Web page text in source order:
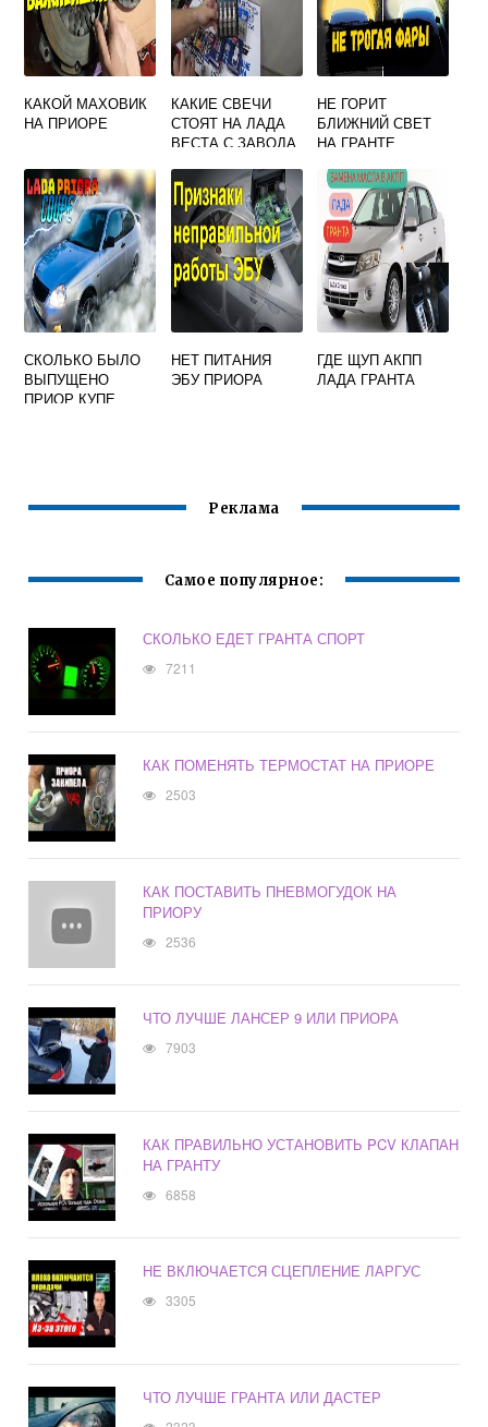
КАКОЙ МАХОВИК
НА ПРИОРЕ
КАКИЕ СВЕЧИ
СТОЯТ НА ЛАДА
ВЕСТА С ЗАВОДА
НЕ ГОРИТ
БЛИЖНИЙ СВЕТ
НА ГРАНТЕ
СКОЛЬКО БЫЛО
ВЫПУЩЕНО
ПРИОР КУПЕ
НЕТ ПИТАНИЯ
ЭБУ ПРИОРА
ГДЕ ЩУП АКПП
ЛАДА ГРАНТА
Реклама
Самое популярное:
СКОЛЬКО ЕДЕТ ГРАНТА СПОРТ
7211
КАК ПОМЕНЯТЬ ТЕРМОСТАТ НА ПРИОРЕ
2503
КАК ПОСТАВИТЬ ПНЕВМОГУДОК НА
ПРИОРУ
2536
ЧТО ЛУЧШЕ ЛАНСЕР 9 ИЛИ ПРИОРА
7903
КАК ПРАВИЛЬНО УСТАНОВИТЬ PCV КЛАПАН
НА ГРАНТУ
6858
НЕ ВКЛЮЧАЕТСЯ СЦЕПЛЕНИЕ ЛАРГУС
3305
ЧТО ЛУЧШЕ ГРАНТА ИЛИ ДАСТЕР